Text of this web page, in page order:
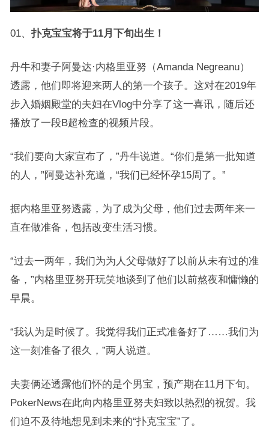
01、 扑克宝宝将于11月下旬出生！
丹牛和妻子阿曼达·内格里亚努（Amanda Negreanu）
透露，他们即将迎来两人的第一个孩子。这对在2019年
步入婚姻殿堂的夫妇在Vlog中分享了这一喜讯，随后还
播放了一段B超检查的视频片段。
“我们要向大家宣布了，”丹牛说道。“你们是第一批知道
的人，”阿曼达补充道，“我们已经怀孕15周了。”
据内格里亚努透露，为了成为父母，他们过去两年来一
直在做准备，包括改变生活习惯。
“过去一两年，我们为为人父母做好了以前从未有过的准
备，”内格里亚努开玩笑地谈到了他们以前熬夜和慵懒的
早晨。
“我认为是时候了。我觉得我们正式准备好了……我们为
这一刻准备了很久，”两人说道。
夫妻俩还透露他们怀的是个男宝，预产期在11月下旬。
PokerNews在此向内格里亚努夫妇致以热烈的祝贺。我
们迫不及待地想见到未来的“扑克宝宝”了。